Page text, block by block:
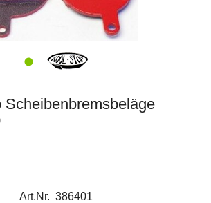
Scheibenbremsbeläge
Art.Nr. 386401